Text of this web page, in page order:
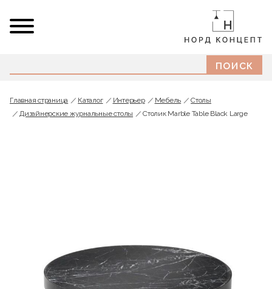
Главная страница Каталог Интерьер Мебель
Cтолы
Дизайнерские журнальные столы
Столик Marble Table Black Large